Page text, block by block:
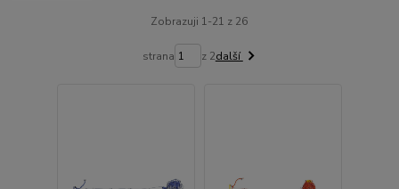
Zobrazuji 1-21 z 26
strana z 2další